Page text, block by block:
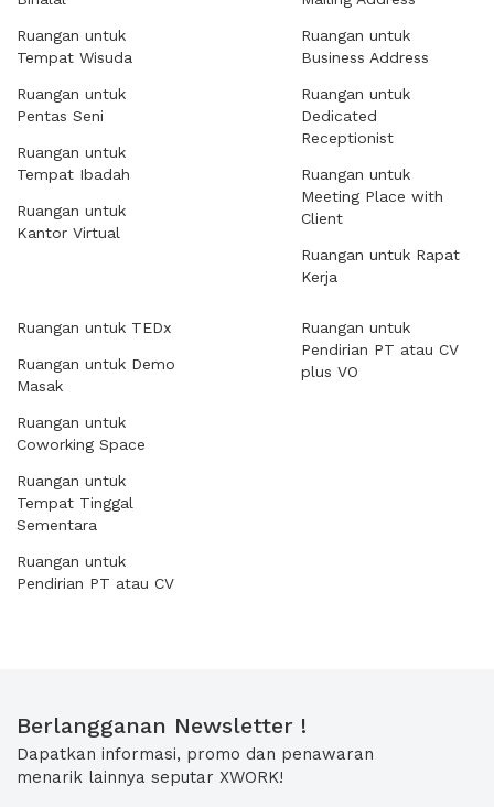
Ruangan untuk
Tempat Wisuda
Ruangan untuk
Pentas Seni
Ruangan untuk
Tempat Ibadah
Ruangan untuk
Kantor Virtual
Ruangan untuk
Business Address
Ruangan untuk
Dedicated
Receptionist
Ruangan untuk
Meeting Place with
Client
Ruangan untuk Rapat
Kerja
Ruangan untuk TEDx
Ruangan untuk Demo
Masak
Ruangan untuk
Coworking Space
Ruangan untuk
Tempat Tinggal
Sementara
Ruangan untuk
Pendirian PT atau CV
Ruangan untuk
Pendirian PT atau CV
plus VO
Berlangganan Newsletter !
Dapatkan informasi, promo dan penawaran
menarik lainnya seputar XWORK!